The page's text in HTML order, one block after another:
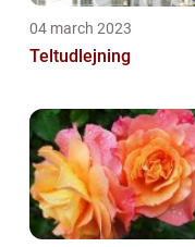
04 march 2023
Teltudlejning